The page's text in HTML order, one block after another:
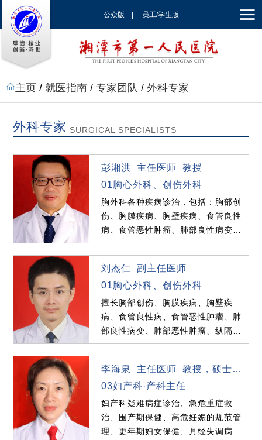
公众版 员工/学生版
| EN
主页 / 就医指南 / 专家团队 / 外科专家
外科专家 SURGICAL SPECIALISTS
彭湘洪 主任医师 教授
01胸心外科、创伤外科
胸外科各种疾病诊治，包括：胸部创
伤、胸膜疾病、胸壁疾病、食管良性
病、食管恶性肿瘤、肺部良性病变、
肺部恶性肿瘤、纵隔疾病...
刘杰仁 副主任医师
01胸心外科、创伤外科
擅长胸部创伤、胸膜疾病、胸壁疾
病、食管良性病、食管恶性肿瘤、肺
部良性病变、肺部恶性肿瘤、纵隔疾
病及手汗症的微创治疗。
李海泉 主任医师 教授，硕士研
究生导师
03妇产科·产科主任
妇产科疑难病症诊治、急危重症救
治、围产期保健、高危妊娠的规范管
理、更年期妇女保健、月经失调病诊